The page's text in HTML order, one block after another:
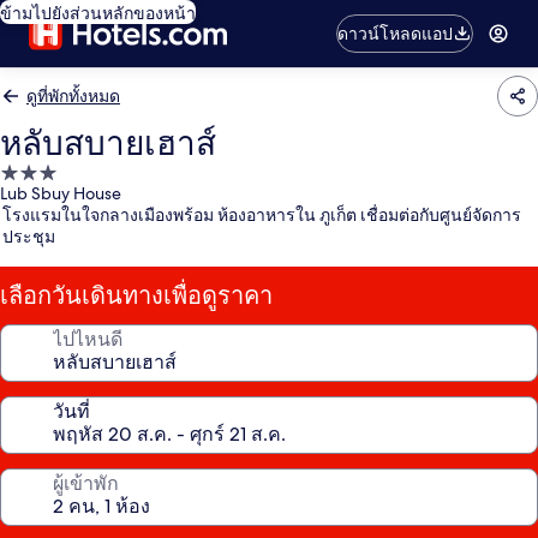
ข้ามไปยังส่วนหลักของหน้า
ดาวน์โหลดแอป
ดูที่พักทั้งหมด
หลับสบายเฮาส์
ที่พัก
3.0
ดาว
Lub Sbuy House
โรงแรมในใจกลางเมืองพร้อม ห้องอาหารใน ภูเก็ต เชื่อมต่อกับศูนย์จัดการ
ประชุม
เลือกวันเดินทางเพื่อดูราคา
ไปไหนดี
วันที่
ผู้เข้าพัก